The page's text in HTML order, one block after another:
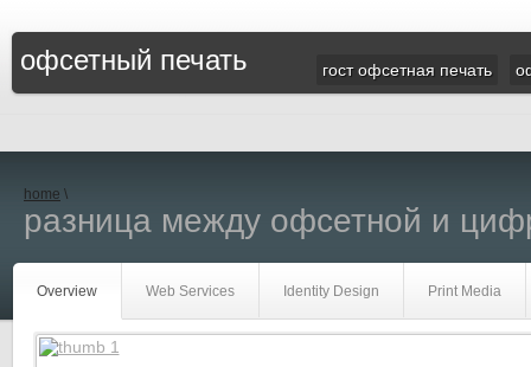
офсетный печать гост офсетная печать
home \
разница между офсетной и
Overview Web Services Identity Design Print Media